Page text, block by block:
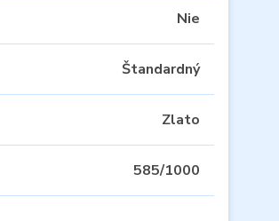
Nie
Štandardný
Zlato
585/1000